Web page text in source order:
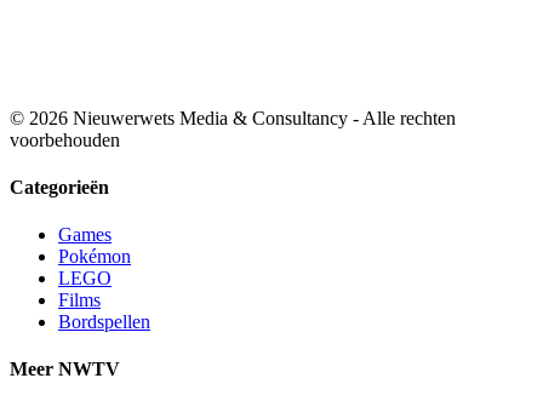
© 2026 Nieuwerwets Media & Consultancy - Alle rechten
voorbehouden
Categorieën
Games
Pokémon
LEGO
Films
Bordspellen
Meer NWTV